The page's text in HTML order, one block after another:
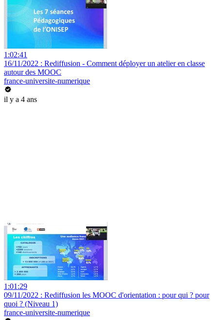
1:02:41
16/11/2022 : Rediffusion - Comment déployer un atelier en classe
autour des MOOC
france-universite-numerique
il y a 4 ans
1:01:29
09/11/2022 : Rediffusion les MOOC d'orientation : pour qui ? pour
quoi ? (Niveau 1)
france-universite-numerique